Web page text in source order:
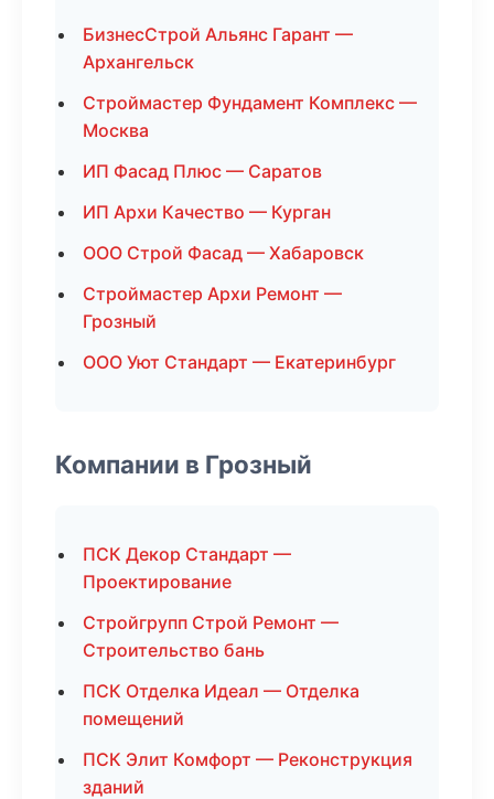
БизнесСтрой Альянс Гарант —
Архангельск
Строймастер Фундамент Комплекс —
Москва
ИП Фасад Плюс — Саратов
ИП Архи Качество — Курган
ООО Строй Фасад — Хабаровск
Строймастер Архи Ремонт —
Грозный
ООО Уют Стандарт — Екатеринбург
Компании в Грозный
ПСК Декор Стандарт —
Проектирование
Стройгрупп Строй Ремонт —
Строительство бань
ПСК Отделка Идеал — Отделка
помещений
ПСК Элит Комфорт — Реконструкция
зданий